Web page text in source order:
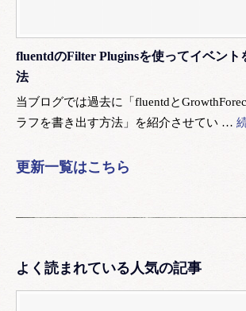
fluentdのFilter Pluginsを使ってイベント
法
当ブログでは過去に「fluentdと
ラフを書き出す方法」を紹介させてい …
更新一覧はこちら
よく読まれている人気の記事